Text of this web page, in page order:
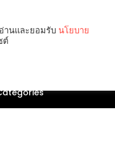
านและยอมรับ นโยบาย
ต์